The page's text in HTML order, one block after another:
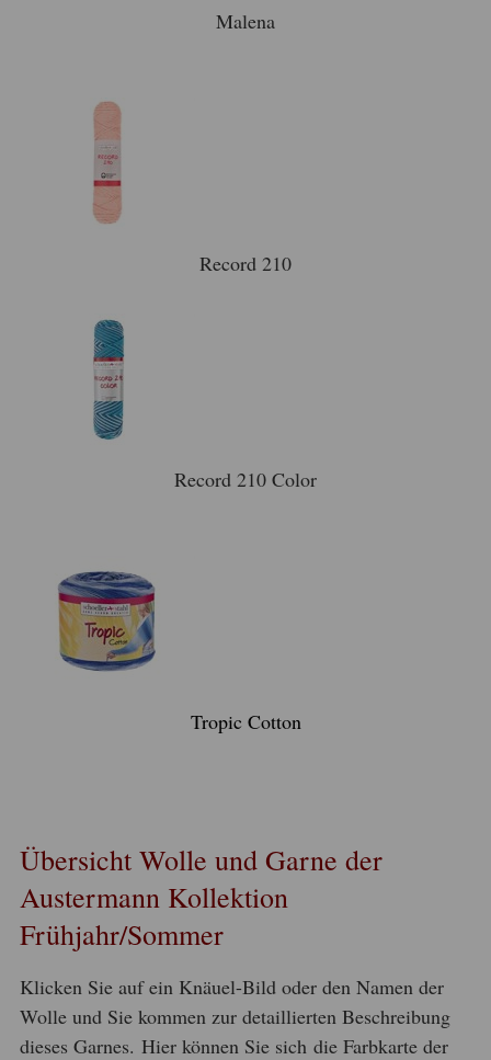
Malena
Record 210
Record 210 Color
Tropic Cotton
Übersicht Wolle und Garne der
Austermann Kollektion
Frühjahr/Sommer
Klicken Sie auf ein Knäuel-Bild oder den Namen der
Wolle und Sie kommen zur detaillierten Beschreibung
dieses Garnes. Hier können Sie sich die Farbkarte der